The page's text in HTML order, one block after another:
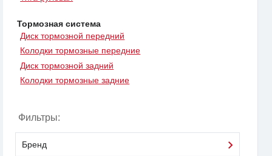
Тормозная система
Диск тормозной передний
Колодки тормозные передние
Диск тормозной задний
Колодки тормозные задние
Фильтры:
Бренд